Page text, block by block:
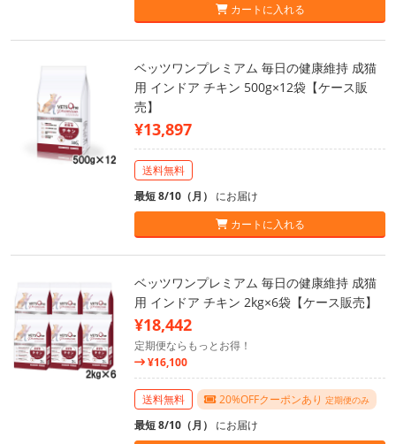
カートに入れる
ベッツワンプレミアム 毎日の健康維持 成猫
用 インドア チキン 500g×12袋【ケース販
売】
¥13,897
送料無料
最短 8/10（月） にお届け
カートに入れる
ベッツワンプレミアム 毎日の健康維持 成猫
用 インドア チキン 2kg×6袋【ケース販売】
¥18,442
定期便ならもっとお得！
¥16,100
送料無料 20%OFFクーポンあり 定期便のみ
最短 8/10（月） にお届け